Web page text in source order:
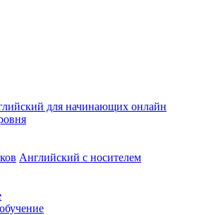
для начинающих онлайн
Английский с носителем